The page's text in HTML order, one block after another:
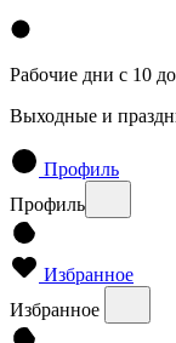
Рабочие дни с 10
Выходные и
Профиль
Профиль
Избранное
Избранное